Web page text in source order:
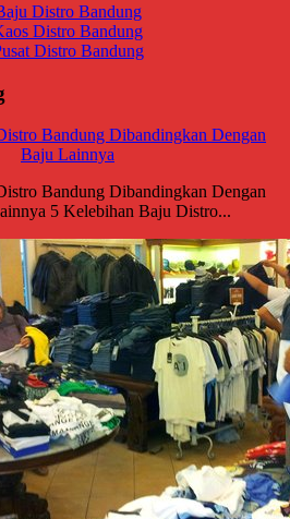
Distro Bandung
Distro Bandung
Distro Bandung
Bandung Dibandingkan Dengan
Baju Lainnya
Bandung Dibandingkan Dengan
5 Kelebihan Baju Distro...